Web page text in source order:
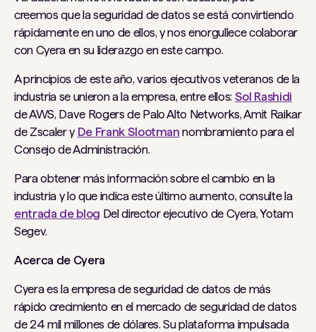
creemos que la seguridad de datos se está convirtiendo
rápidamente en uno de ellos, y nos enorgullece colaborar
con Cyera en su liderazgo en este campo.
A principios de este año, varios ejecutivos veteranos de la
industria se unieron a la empresa, entre ellos: Sol Rashidi
de AWS, Dave Rogers de Palo Alto Networks, Amit Raikar
de Zscaler y De Frank Slootman nombramiento para el
Consejo de Administración.
Para obtener más información sobre el cambio en la
industria y lo que indica este último aumento, consulte la
entrada de blog Del director ejecutivo de Cyera, Yotam
Segev.
Acerca de Cyera
Cyera es la empresa de seguridad de datos de más
rápido crecimiento en el mercado de seguridad de datos
de 24 mil millones de dólares. Su plataforma impulsada